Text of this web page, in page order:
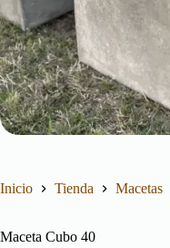
Inicio Tienda Macetas
Maceta Cubo 40